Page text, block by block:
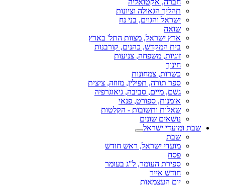
חברה, אקטואליה
תהליך הגאולה וציונות
ישראל והגוים, בני נח
שואה
ארץ ישראל, מצוות התל' בארץ
בית המקדש, כהנים, קורבנות
זוגיות, משפחה, צניעות
חינוך
כשרות, צמחונות
ספר תורה, תפילין, מזוזה, ציצית
גשם, מיים, סביבה, גיאוגרפיה
אומנות, ספורט, פנאי
שאלות ותשובות - הקלטות
נושאים שונים
שבת ומועדי ישראל
שבת
מועדי ישראל, ראש חודש
פסח
ספירת העומר, ל"ג בעומר
חודש אייר
יום העצמאות